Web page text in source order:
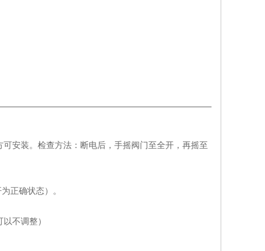
安装。检查方法：断电后，手摇阀门至全开，再摇至
正确状态）。
不调整）